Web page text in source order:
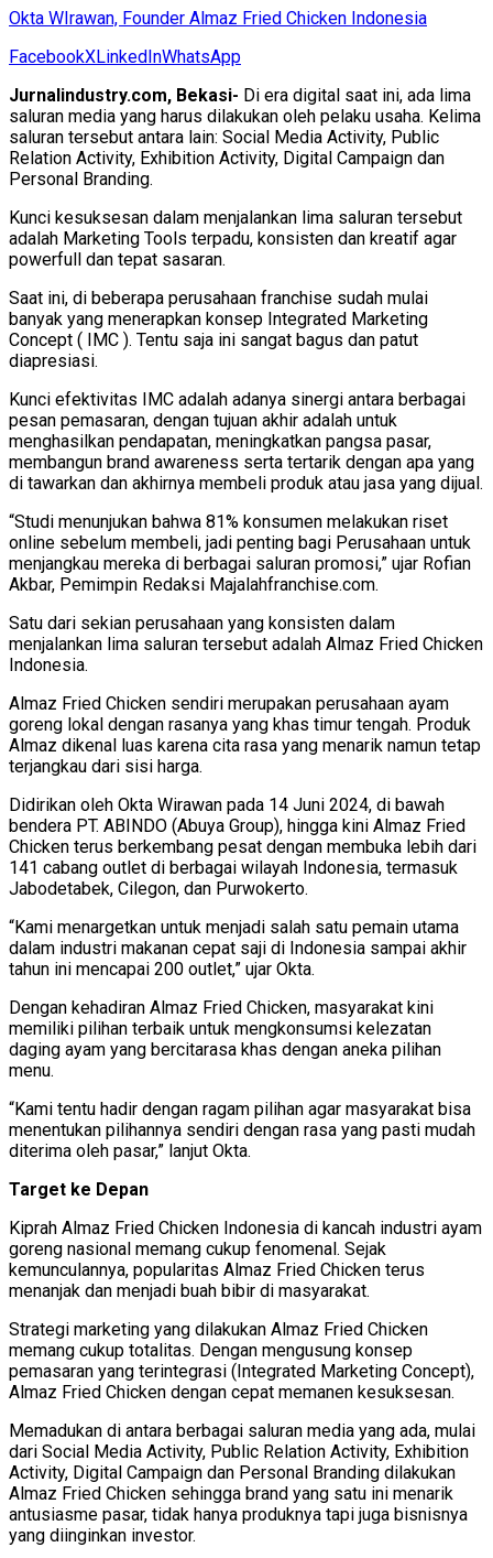
Okta WIrawan, Founder Almaz Fried Chicken Indonesia
FacebookXLinkedInWhatsApp
Jurnalindustry.com, Bekasi- Di era digital saat ini, ada lima
saluran media yang harus dilakukan oleh pelaku usaha. Kelima
saluran tersebut antara lain: Social Media Activity, Public
Relation Activity, Exhibition Activity, Digital Campaign dan
Personal Branding.
Kunci kesuksesan dalam menjalankan lima saluran tersebut
adalah Marketing Tools terpadu, konsisten dan kreatif agar
powerfull dan tepat sasaran.
Saat ini, di beberapa perusahaan franchise sudah mulai
banyak yang menerapkan konsep Integrated Marketing
Concept ( IMC ). Tentu saja ini sangat bagus dan patut
diapresiasi.
Kunci efektivitas IMC adalah adanya sinergi antara berbagai
pesan pemasaran, dengan tujuan akhir adalah untuk
menghasilkan pendapatan, meningkatkan pangsa pasar,
membangun brand awareness serta tertarik dengan apa yang
di tawarkan dan akhirnya membeli produk atau jasa yang dijual.
“Studi menunjukan bahwa 81% konsumen melakukan riset
online sebelum membeli, jadi penting bagi Perusahaan untuk
menjangkau mereka di berbagai saluran promosi,” ujar Rofian
Akbar, Pemimpin Redaksi Majalahfranchise.com.
Satu dari sekian perusahaan yang konsisten dalam
menjalankan lima saluran tersebut adalah Almaz Fried Chicken
Indonesia.
Almaz Fried Chicken sendiri merupakan perusahaan ayam
goreng lokal dengan rasanya yang khas timur tengah. Produk
Almaz dikenal luas karena cita rasa yang menarik namun tetap
terjangkau dari sisi harga.
Didirikan oleh Okta Wirawan pada 14 Juni 2024, di bawah
bendera PT. ABINDO (Abuya Group), hingga kini Almaz Fried
Chicken terus berkembang pesat dengan membuka lebih dari
141 cabang outlet di berbagai wilayah Indonesia, termasuk
Jabodetabek, Cilegon, dan Purwokerto.
“Kami menargetkan untuk menjadi salah satu pemain utama
dalam industri makanan cepat saji di Indonesia sampai akhir
tahun ini mencapai 200 outlet,” ujar Okta.
Dengan kehadiran Almaz Fried Chicken, masyarakat kini
memiliki pilihan terbaik untuk mengkonsumsi kelezatan
daging ayam yang bercitarasa khas dengan aneka pilihan
menu.
“Kami tentu hadir dengan ragam pilihan agar masyarakat bisa
menentukan pilihannya sendiri dengan rasa yang pasti mudah
diterima oleh pasar,” lanjut Okta.
Target ke Depan
Kiprah Almaz Fried Chicken Indonesia di kancah industri ayam
goreng nasional memang cukup fenomenal. Sejak
kemunculannya, popularitas Almaz Fried Chicken terus
menanjak dan menjadi buah bibir di masyarakat.
Strategi marketing yang dilakukan Almaz Fried Chicken
memang cukup totalitas. Dengan mengusung konsep
pemasaran yang terintegrasi (Integrated Marketing Concept),
Almaz Fried Chicken dengan cepat memanen kesuksesan.
Memadukan di antara berbagai saluran media yang ada, mulai
dari Social Media Activity, Public Relation Activity, Exhibition
Activity, Digital Campaign dan Personal Branding dilakukan
Almaz Fried Chicken sehingga brand yang satu ini menarik
antusiasme pasar, tidak hanya produknya tapi juga bisnisnya
yang diinginkan investor.